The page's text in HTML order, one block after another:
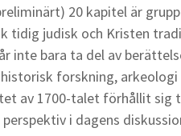
20 kapitel är
tidig judisk och Kristen
inte bara ta del av
forskning,
av 1700-talet förhållit sig
i dagens